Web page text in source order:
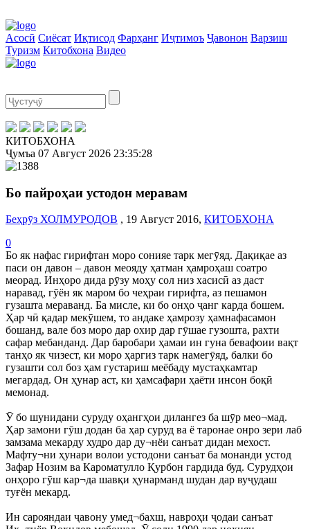
Асосӣ Сиёсат Иқтисод Фарҳанг Иҷтимоъ Ҷавонон Варзиш
Туризм Китобхона Видео
КИТОБХОНА
Ҷумъа 07 Август 2026 23:35:28
Бо пайроҳаи устодон меравам
Беҳрӯз ХОЛМУРОДОВ , 19 Август 2016, КИТОБХОНА
0
Бо як нафас гирифтан моро сонияе тарк мегӯяд. Дақиқае аз
паси он давон – давон меояду ҳатман ҳамроҳаш соатро
меорад. Инҳоро дида рӯзу моҳу сол низ хасисӣ аз даст
наравад, гӯён як маром бо чеҳраи гирифта, аз пешамон
гузашта мераванд. Ба мисле, ки бо онҳо ҷанг карда бошем.
Ҳар чӣ қадар мекӯшем, то андаке ҳамрозу ҳамнафасамон
бошанд, вале боз моро дар охир дар гӯшае гузошта, рахти
сафар мебанданд. Дар баробари ҳамаи ин гуна бевафоии вақт
танҳо як чизест, ки моро ҳаргиз тарк намегӯяд, балки бо
гузашти сол боз ҳам густариш меёбаду мустаҳкамтар
мегардад. Он ҳунар аст, ки ҳамсафари ҳаёти инсон боқӣ
мемонад.
Ӯ бо шунидани суруду оҳангҳои дилангез ба шӯр мео¬мад.
Ҳар замони гӯш додан ба ҳар суруд ва ё таронае онро зери лаб
замзама мекарду худро дар ду¬нёи санъат дидан мехост.
Мафту¬ни ҳунари волои устодони санъат ба монанди устод
Зафар Нозим ва Кароматулло Қурбон гардида буд. Сурудҳои
онҳоро гӯш кар¬да шавқи ҳунарманд шудан дар вуҷудаш
туғён мекард.
Ин сарояндаи ҷавону умед¬бахш, навроҳи ҷодаи санъат